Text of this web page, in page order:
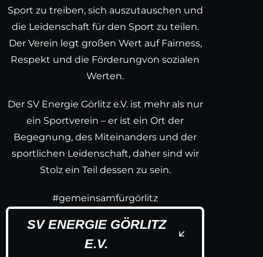
Sport zu treiben, sich auszutauschen und
die Leidenschaft für den Sport zu teilen.
Der Verein legt großen Wert auf Fairness,
Respekt und die Förderungvon sozialen
Werten.
Der SV Energie Görlitz e.V. ist mehr als nur
ein Sportverein – er ist ein Ort der
Begegnung, des Miteinanders und der
sportlichen Leidenschaft, daher sind wir
Stolz ein Teil dessen zu sein.
#gemeinsamfürgörlitz
SV ENERGIE GÖRLITZ
E.V.